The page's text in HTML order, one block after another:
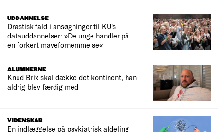
UDDANNELSE
Drastisk fald i ansøgninger til KU's
datauddannelser: »De unge handler på
en forkert mavefornemmelse«
ALUMNERNE
Knud Brix skal dække det kontinent, han
aldrig blev færdig med
VIDENSKAB
En indlæggelse på psykiatrisk afdeling